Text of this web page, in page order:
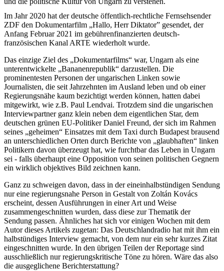
Im Jahr 2020 hat der deutsche öffentlich-rechtliche Fernsehsender
ZDF den Dokumentarfilm „Hallo, Herr Diktator” gesendet, der
Anfang Februar 2021 im gebührenfinanzierten deutsch-
französischen Kanal ARTE wiederholt wurde.
Das einzige Ziel des „Dokumentarfilms“ war, Ungarn als eine
unterentwickelte „Bananenrepublik“ darzustellen. Die
prominentesten Personen der ungarischen Linken sowie
Journalisten, die seit Jahrzehnten im Ausland leben und ob einer
Regierungsnähe kaum bezichtigt werden können, hatten dabei
mitgewirkt, wie z.B. Paul Lendvai. Trotzdem sind die ungarischen
Interviewpartner ganz klein neben dem eigentlichen Star, dem
deutschen grünen EU-Politiker Daniel Freund, der sich im Rahmen
seines „geheimen“ Einsatzes mit dem Taxi durch Budapest brausend
an unterschiedlichen Orten durch Berichte von „glaubhaften“ linken
Politikern davon überzeugt hat, wie furchtbar das Leben in Ungarn
sei - falls überhaupt eine Opposition von seinen politischen Gegnern
ein wirklich objektives Bild zeichnen kann.
Ganz zu schweigen davon, dass in der eineinhalbstündigen Sendung
nur eine regierungsnahe Person in Gestalt von Zoltán Kovács
erscheint, dessen Ausführungen in einer Art und Weise
zusammengeschnitten wurden, dass diese zur Thematik der
Sendung passen. Ähnliches hat sich vor einigen Wochen mit dem
Autor dieses Artikels zugetan: Das Deutschlandradio hat mit ihm ein
halbstündiges Interview gemacht, von dem nur ein sehr kurzes Zitat
eingeschnitten wurde. In den übrigen Teilen der Reportage sind
ausschließlich nur regierungskritische Töne zu hören. Wäre das also
die ausgeglichene Berichterstattung?